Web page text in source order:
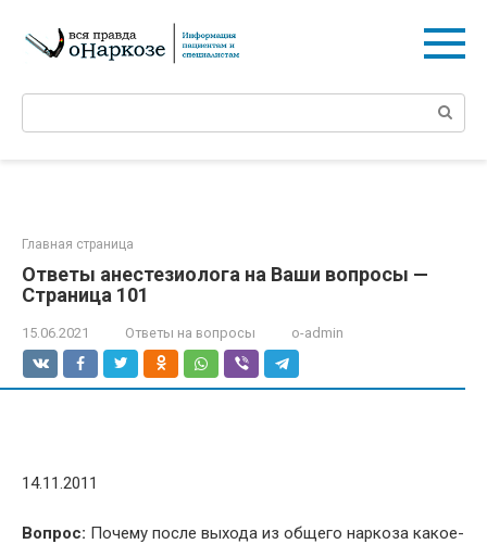
контенту
Поиск:
Главная страница
Ответы анестезиолога на Ваши вопросы —
Страница 101
15.06.2021 Ответы на вопросы o-admin
14.11.2011
Вопрос: Почему после выхода из общего наркоза какое-